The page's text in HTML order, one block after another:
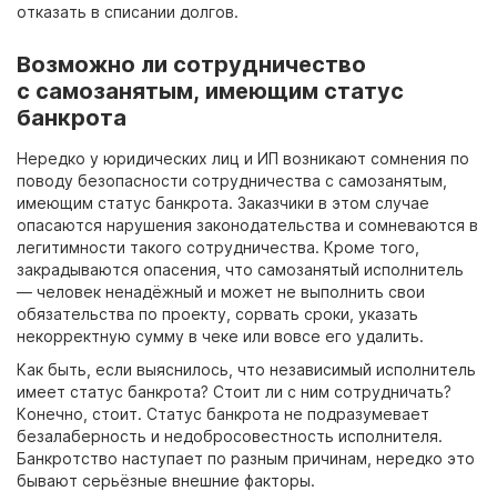
отказать в списании долгов.
Возможно ли сотрудничество
с самозанятым, имеющим статус
банкрота
Нередко у юридических лиц и ИП возникают сомнения по
поводу безопасности сотрудничества с самозанятым,
имеющим статус банкрота. Заказчики в этом случае
опасаются нарушения законодательства и сомневаются в
легитимности такого сотрудничества. Кроме того,
закрадываются опасения, что самозанятый исполнитель
— человек ненадёжный и может не выполнить свои
обязательства по проекту, сорвать сроки, указать
некорректную сумму в чеке или вовсе его удалить.
Как быть, если выяснилось, что независимый исполнитель
имеет статус банкрота? Стоит ли с ним сотрудничать?
Конечно, стоит. Статус банкрота не подразумевает
безалаберность и недобросовестность исполнителя.
Банкротство наступает по разным причинам, нередко это
бывают серьёзные внешние факторы.